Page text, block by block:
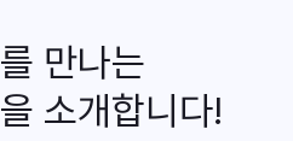
를 만나는
을 소개합니다!